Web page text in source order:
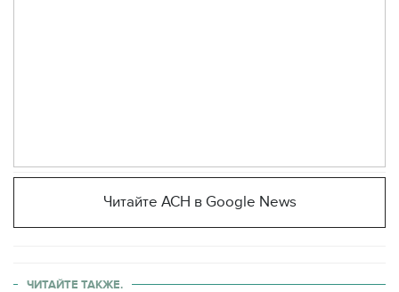
Читайте АСН в Google News
ЧИТАЙТЕ ТАКЖЕ.